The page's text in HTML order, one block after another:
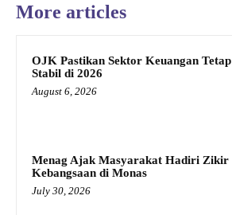
More articles
OJK Pastikan Sektor Keuangan Tetap
Stabil di 2026
August 6, 2026
Menag Ajak Masyarakat Hadiri Zikir
Kebangsaan di Monas
July 30, 2026